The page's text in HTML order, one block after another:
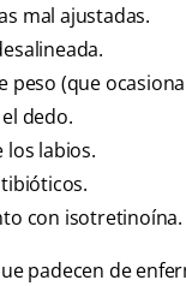
mal ajustadas.
peso (que
dedo.
los labios.
con isotretinoína.
padecen de